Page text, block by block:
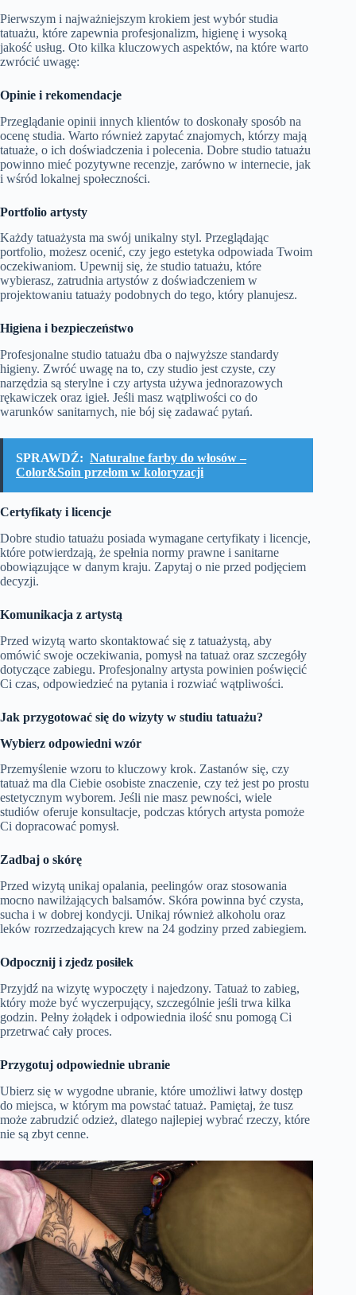
Pierwszym i najważniejszym krokiem jest wybór studia
tatuażu, które zapewnia profesjonalizm, higienę i wysoką
jakość usług. Oto kilka kluczowych aspektów, na które warto
zwrócić uwagę:
Opinie i rekomendacje
Przeglądanie opinii innych klientów to doskonały sposób na
ocenę studia. Warto również zapytać znajomych, którzy mają
tatuaże, o ich doświadczenia i polecenia. Dobre studio tatuażu
powinno mieć pozytywne recenzje, zarówno w internecie, jak
i wśród lokalnej społeczności.
Portfolio artysty
Każdy tatuażysta ma swój unikalny styl. Przeglądając
portfolio, możesz ocenić, czy jego estetyka odpowiada Twoim
oczekiwaniom. Upewnij się, że studio tatuażu, które
wybierasz, zatrudnia artystów z doświadczeniem w
projektowaniu tatuaży podobnych do tego, który planujesz.
Higiena i bezpieczeństwo
Profesjonalne studio tatuażu dba o najwyższe standardy
higieny. Zwróć uwagę na to, czy studio jest czyste, czy
narzędzia są sterylne i czy artysta używa jednorazowych
rękawiczek oraz igieł. Jeśli masz wątpliwości co do
warunków sanitarnych, nie bój się zadawać pytań.
SPRAWDŹ: Naturalne farby do włosów –
Color&Soin przełom w koloryzacji
Certyfikaty i licencje
Dobre studio tatuażu posiada wymagane certyfikaty i licencje,
które potwierdzają, że spełnia normy prawne i sanitarne
obowiązujące w danym kraju. Zapytaj o nie przed podjęciem
decyzji.
Komunikacja z artystą
Przed wizytą warto skontaktować się z tatuażystą, aby
omówić swoje oczekiwania, pomysł na tatuaż oraz szczegóły
dotyczące zabiegu. Profesjonalny artysta powinien poświęcić
Ci czas, odpowiedzieć na pytania i rozwiać wątpliwości.
Jak przygotować się do wizyty w studiu tatuażu?
Wybierz odpowiedni wzór
Przemyślenie wzoru to kluczowy krok. Zastanów się, czy
tatuaż ma dla Ciebie osobiste znaczenie, czy też jest po prostu
estetycznym wyborem. Jeśli nie masz pewności, wiele
studiów oferuje konsultacje, podczas których artysta pomoże
Ci dopracować pomysł.
Zadbaj o skórę
Przed wizytą unikaj opalania, peelingów oraz stosowania
mocno nawilżających balsamów. Skóra powinna być czysta,
sucha i w dobrej kondycji. Unikaj również alkoholu oraz
leków rozrzedzających krew na 24 godziny przed zabiegiem.
Odpocznij i zjedz posiłek
Przyjdź na wizytę wypoczęty i najedzony. Tatuaż to zabieg,
który może być wyczerpujący, szczególnie jeśli trwa kilka
godzin. Pełny żołądek i odpowiednia ilość snu pomogą Ci
przetrwać cały proces.
Przygotuj odpowiednie ubranie
Ubierz się w wygodne ubranie, które umożliwi łatwy dostęp
do miejsca, w którym ma powstać tatuaż. Pamiętaj, że tusz
może zabrudzić odzież, dlatego najlepiej wybrać rzeczy, które
nie są zbyt cenne.